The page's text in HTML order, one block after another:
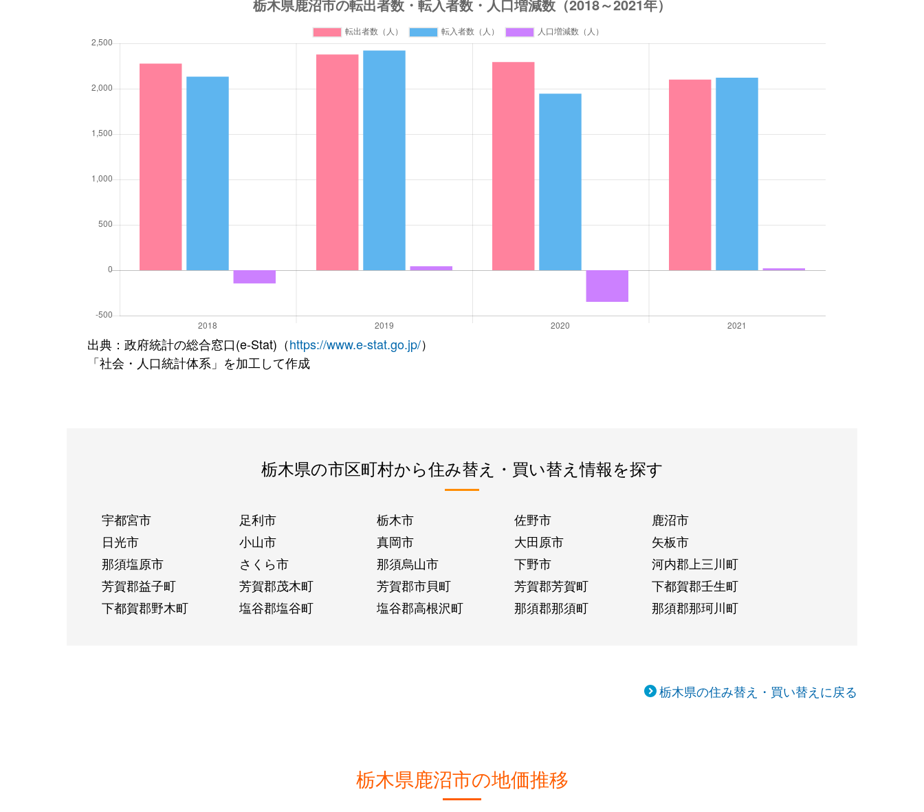
出典：政府統計の総合窓口(e-Stat)（https://www.e-stat.go.jp/）
「社会・人口統計体系」を加工して作成
栃木県の市区町村から住み替え・買い替え情報を探す
宇都宮市 足利市 栃木市 佐野市
鹿沼市
日光市
小山市 真岡市 大田原市
矢板市
那須塩原市
さくら市 那須烏山市 下野市
河内郡上三川町
芳賀郡益子町
芳賀郡茂木町 芳賀郡市貝町 芳賀郡芳賀町
下都賀郡壬生町
下都賀郡野木町
塩谷郡塩谷町 塩谷郡高根沢町 那須郡那須町 那須郡那珂川町
栃木県の住み替え・買い替えに戻る
栃木県鹿沼市の地価推移